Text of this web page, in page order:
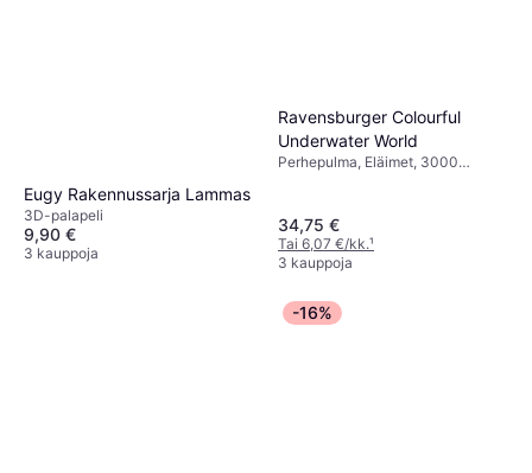
Eugy Rakennussarja Lammas
3D-palapeli
9,90 €
3 kauppoja
Ravensburger Colourful
Underwater World
Perhepulma, Eläimet, 3000
34,75 €
Tai 6,07 €/kk.¹
3 kauppoja
-16%